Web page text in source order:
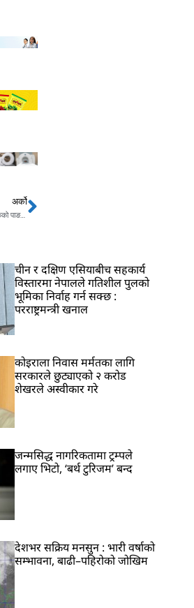
अर्को
सिन्धुपाल्चोकको पाङफुङ केन्द्रविन्दु भएर ४.७ रेक्टर स्केलका दुईवटा भूकम्प Next
चीन र दक्षिण एसियाबीच सहकार्य
विस्तारमा नेपालले गतिशील पुलको
भूमिका निर्वाह गर्न सक्छ :
परराष्ट्रमन्त्री खनाल
कोइराला निवास मर्मतका लागि
सरकारले छुट्याएको २ करोड
शेखरले अस्वीकार गरे
जन्मसिद्ध नागरिकतामा ट्रम्पले
लगाए भिटो, ‘बर्थ टुरिजम’ बन्द
देशभर सक्रिय मनसुन : भारी वर्षाको
सम्भावना, बाढी–पहिरोको जोखिम